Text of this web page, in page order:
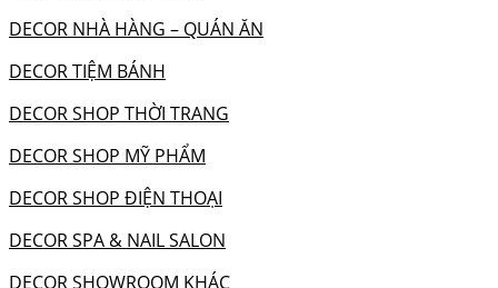
DECOR NHÀ HÀNG – QUÁN ĂN
DECOR TIỆM BÁNH
DECOR SHOP THỜI TRANG
DECOR SHOP MỸ PHẨM
DECOR SHOP ĐIỆN THOẠI
DECOR SPA & NAIL SALON
DECOR SHOWROOM KHÁC